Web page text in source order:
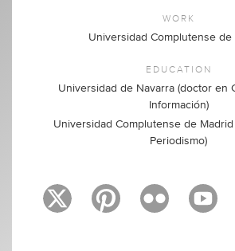
WORK
Universidad Complutense de
EDUCATION
Universidad de Navarra (doctor en
Información)
Universidad Complutense de
Periodismo)